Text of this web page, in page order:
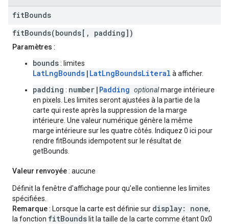
fitBounds
fitBounds(bounds[, padding])
Paramètres :
bounds: limites
LatLngBounds | LatLngBoundsLiteral à afficher.
padding : number| Padding optionalmarge intérieure
en pixels. Les limites seront ajustées à la partie de la
carte qui reste après la suppression de la marge
intérieure. Une valeur numérique génère la même
marge intérieure sur les quatre côtés. Indiquez 0 ici pour
rendre fitBounds idempotent sur le résultat de
getBounds.
Valeur renvoyée: aucune
Définit la fenêtre d'affichage pour qu'elle contienne les limites
spécifiées.
Remarque: Lorsque la carte est définie sur display: none,
la fonction fitBounds lit la taille de la carte comme étant 0x0